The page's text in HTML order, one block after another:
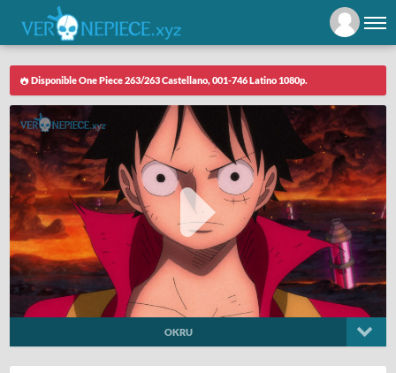
Disponible One Piece 263/263 Castellano, 001-746 Latino 1080p.
OKRU